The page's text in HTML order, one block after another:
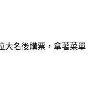
大名後購票，拿著菜單